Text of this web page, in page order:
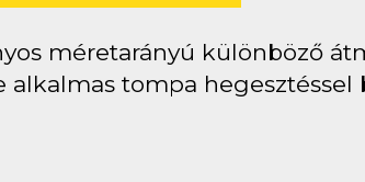
méretarányú különböző
alkalmas tompa hegesztéssel